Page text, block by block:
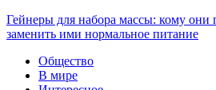
Гейнеры для набора массы: кому они
заменить ими нормальное питание
Общество
В мире